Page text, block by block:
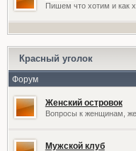
Пишем что хотим и как
Красный уголок
Форум
Женский островок
Вопросы к женщинам,
Мужской клуб